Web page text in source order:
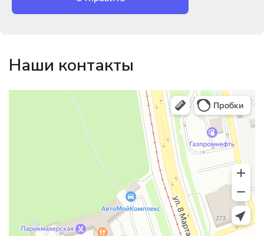
Наши контакты
Магазин резинотехники
Резиновые и резинотехнические изделия в Екатеринбурге
Садовый инвентарь и техника в Екатеринбурге